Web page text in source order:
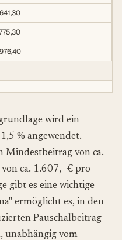
wird ein
% angewendet.
Mindestbeitrag von ca.
ca. 1.607,- € pro
gibt es eine wichtige
ermöglicht es, in den
Pauschalbeitrag
unabhängig vom